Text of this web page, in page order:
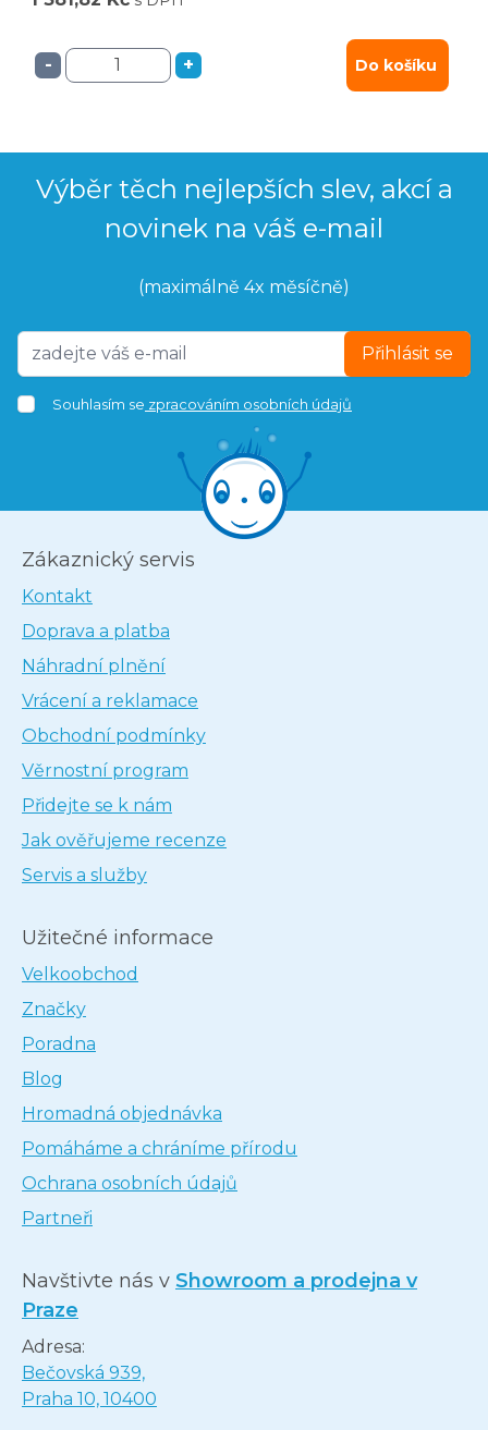
- + Do košíku
Výběr těch nejlepších slev, akcí a
novinek na váš e-mail
(maximálně 4x měsíčně)
Přihlásit se
Souhlasím se zpracováním osobních údajů
Zákaznický servis
Kontakt
Doprava a platba
Náhradní plnění
Vrácení a reklamace
Obchodní podmínky
Věrnostní program
Přidejte se k nám
Jak ověřujeme recenze
Servis a služby
Užitečné informace
Velkoobchod
Značky
Poradna
Blog
Hromadná objednávka
Pomáháme a chráníme přírodu
Ochrana osobních údajů
Partneři
Navštivte nás v Showroom a prodejna v
Praze
Adresa:
Bečovská 939,
Praha 10, 10400